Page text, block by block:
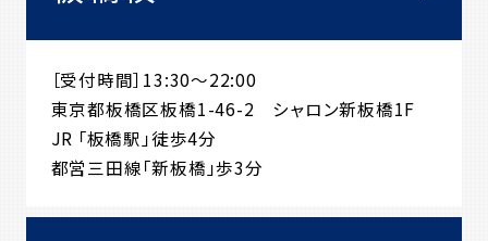
［受付時間］13:30～22:00
東京都板橋区板橋1-46-2 シャロン新板橋1F
JR 「板橋駅」徒歩4分
都営三田線「新板橋」歩3分